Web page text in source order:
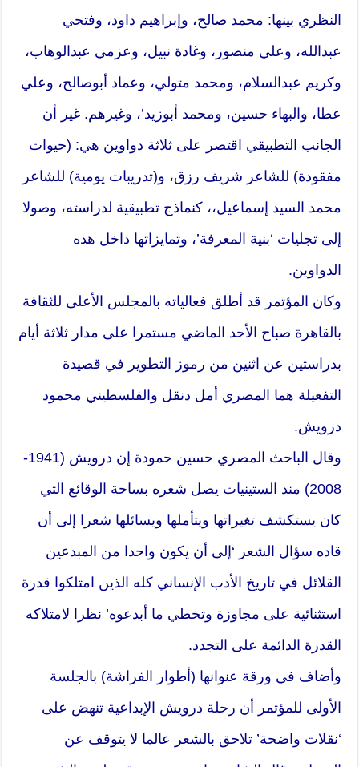
النظري بينها: محمد صالح، وإبراهيم داود، وفتحي
عبدالله، وعلي منصور، وغادة نبيل، وعزمي عبدالوهاب،
وكريم عبدالسلام، ومحمد متولي، وعماد أبوصالح، وعلي
عطا، والبهاء حسين، ومحمد أبوزيد’، وغيرهم. غير أن
الجانب التطبيقي اقتصر على ثلاثة دواوين هي: (حيوات
مفقودة) للشاعر شريف رزق، و(تدريبات يومية) للشاعر
محمد السيد إسماعيل،، كنماذج تطبيقية لدراسته، وصولا
إلى تجليات ‘بنية المعرفة’، وتمايزاتها داخل هذه
الدواوين.
وكان المؤتمر قد أطلق فعالياته بالمجلس الأعلى للثقافة
بالقاهرة صباح الأحد الماضي مستمرا على مدار ثلاثة أيام
بدراستين عن اثنين من رموز التطوير في قصيدة
التفعيلة هما المصري أمل دنقل والفلسطيني محمود
درويش.
وقال الباحث المصري حسين حمودة إن درويش (1941-
2008) منذ الستينيات يصل شعره بساحة الوقائع التي
كان يستكشف تغيراتها ويتأملها ويسائلها شعرا إلى أن
قاده سؤال الشعر ‘إلى أن يكون واحدا من المبدعين
القلائل في تاريخ الأدب الإنساني كله الذين امتلكوا قدرة
استثنائية على مجاوزة وتخطي ما أبدعوه’ نظرا لامتلاكه
القدرة الدائمة على التجدد.
وأضاف في ورقة عنوانها (أطوار الفراشة) بالجلسة
الأولى للمؤتمر أن رحلة درويش الإبداعية تنهض على
‘نقلات واضحة’ تلاحق بالشعر عالما لا يتوقف عن